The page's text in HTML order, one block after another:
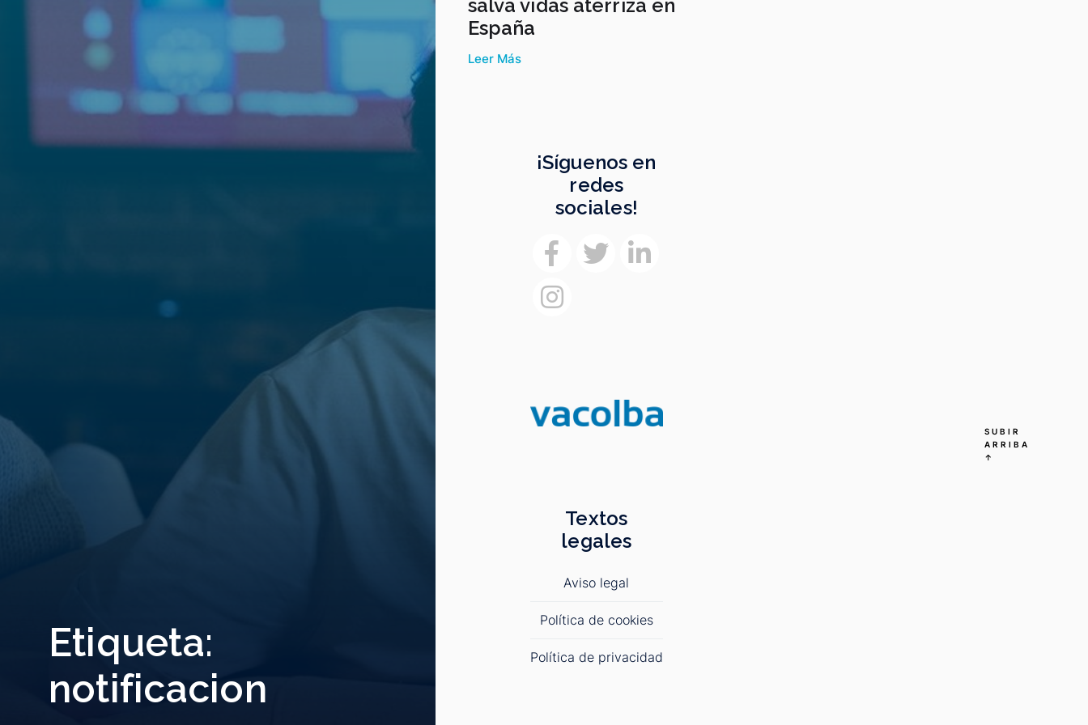
Etiqueta:
notificacion
salva vidas aterriza en
España
Leer Más
¡Síguenos en
redes
sociales!
Textos
legales
Aviso legal
Política de cookies
Política de privacidad
SUBIR
ARRIBA
↑